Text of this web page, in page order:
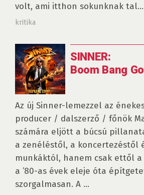
volt, ami itthon sokunknak tal...
kritika
SINNER:
Boom Bang
Az új Sinner-lemezzel az
producer / dalszerző / főnök
számára eljött a búcsú
a zenéléstől, a koncertezéstől
munkáktól, hanem csak ettől
a ’80-as évek eleje óta
szorgalmasan. A ...